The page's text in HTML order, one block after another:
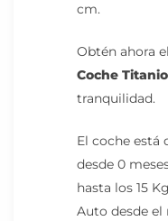
cm.
Obtén ahora el
Coche
tranquilidad.
El coche está
desde 0
hasta los 15
Auto desde